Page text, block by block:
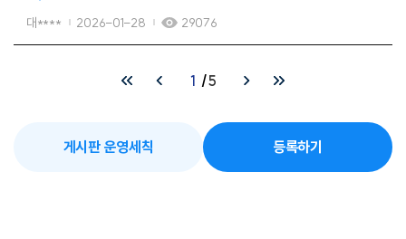
대**** 2026-01-28 29076
1 5
게시판 운영세칙 등록하기